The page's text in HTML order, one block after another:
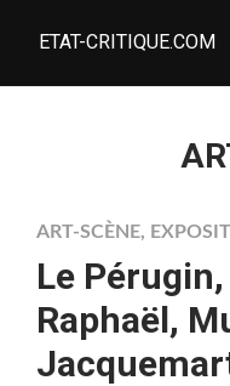
ETAT-CRITIQUE.COM
ART-SCÈNE,
Le
Raphaël,